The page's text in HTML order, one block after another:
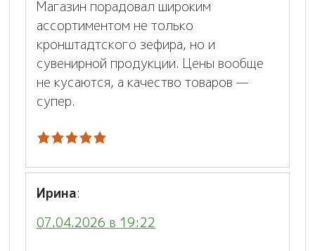
Магазин порадовал широким
ассортиментом не только
кронштадтского зефира, но и
сувенирной продукции. Цены вообще
не кусаются, а качество товаров —
супер.
Ирина:
07.04.2026 в 19:22